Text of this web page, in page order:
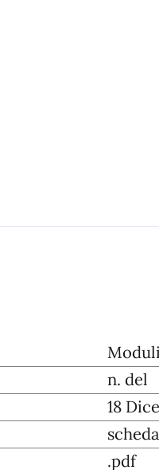
n. del
18
.pdf